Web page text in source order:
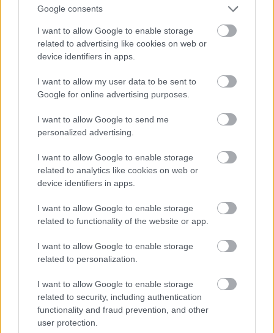
Google consents
I want to allow Google to enable storage
related to advertising like cookies on web or
device identifiers in apps.
I want to allow my user data to be sent to
Google for online advertising purposes.
I want to allow Google to send me
personalized advertising.
I want to allow Google to enable storage
related to analytics like cookies on web or
device identifiers in apps.
I want to allow Google to enable storage
related to functionality of the website or app.
I want to allow Google to enable storage
related to personalization.
I want to allow Google to enable storage
related to security, including authentication
functionality and fraud prevention, and other
user protection.